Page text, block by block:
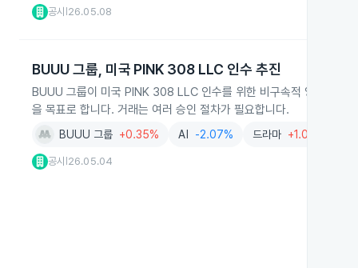
공시 26.05.08
BUUU 그룹, 미국 PINK 308 LLC 인수 추진
BUUU 그룹이 미국 PINK 308 LLC 인수를 위한 비구속적 양해각서
을 목표로 합니다. 거래는 여러 승인 절차가 필요합니다.
BUUU 그룹 +0.35% AI -2.07% 드라마 +1.08%
공시 26.05.04